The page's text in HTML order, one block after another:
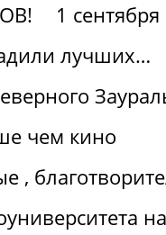
1 сентября
лучших…
чем кино
,